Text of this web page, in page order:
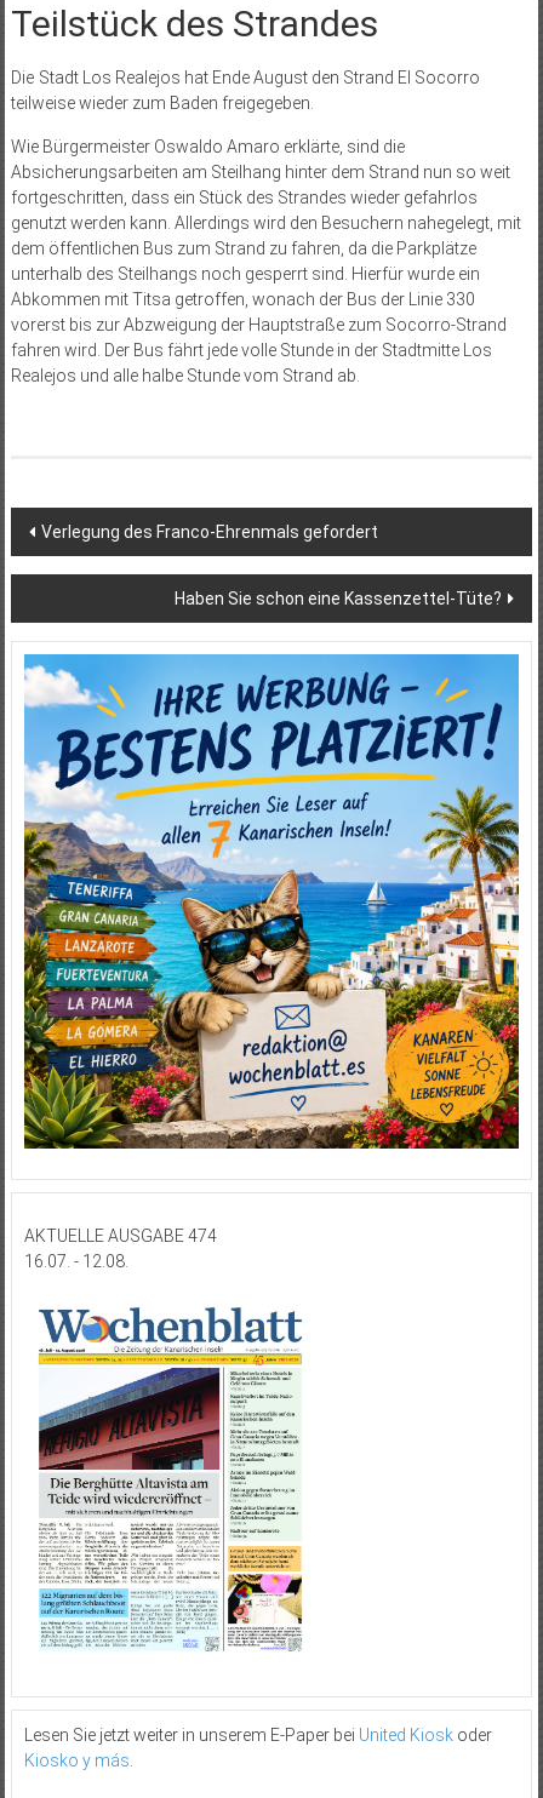
Teilstück des Strandes
Die Stadt Los Realejos hat Ende August den Strand El Socorro
teilweise wieder zum Baden freigegeben.
Wie Bürgermeister Oswaldo Amaro erklärte, sind die
Absicherungsarbeiten am Steilhang hinter dem Strand nun so weit
fortgeschritten, dass ein Stück des Strandes wieder gefahrlos
genutzt werden kann. Allerdings wird den Besuchern nahegelegt, mit
dem öffentlichen Bus zum Strand zu fahren, da die Parkplätze
unterhalb des Steilhangs noch gesperrt sind. Hierfür wurde ein
Abkommen mit Titsa getroffen, wonach der Bus der Linie 330
vorerst bis zur Abzweigung der Hauptstraße zum Socorro-Strand
fahren wird. Der Bus fährt jede volle Stunde in der Stadtmitte Los
Realejos und alle halbe Stunde vom Strand ab.
Beitragsnavigation
Verlegung des Franco-Ehrenmals gefordert
Haben Sie schon eine Kassenzettel-Tüte?
AKTUELLE AUSGABE 474
16.07. - 12.08.
Lesen Sie jetzt weiter in unserem E-Paper bei United Kioskoder
Kiosko y más